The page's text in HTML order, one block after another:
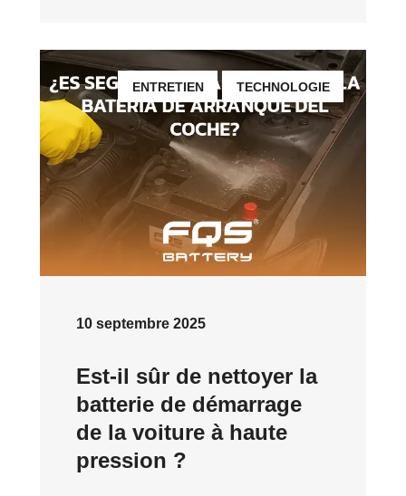
ENTRETIEN TECHNOLOGIE
10 septembre 2025
Est-il sûr de nettoyer la
batterie de démarrage
de la voiture à haute
pression ?